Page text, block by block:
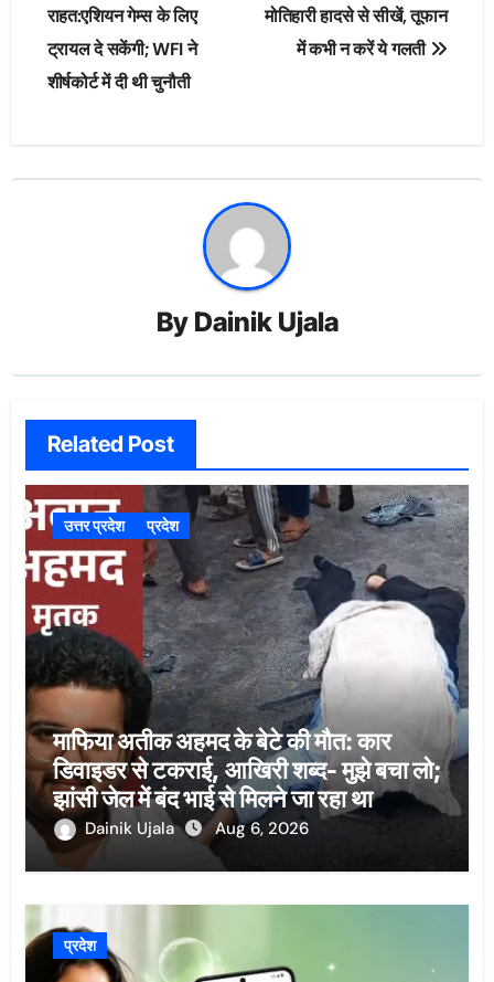
राहत:एशियन गेम्स के लिए
ट्रायल दे सकेंगी; WFI ने
शीर्षकोर्ट में दी थी चुनौती
मोतिहारी हादसे से सीखें, तूफान
में कभी न करें ये गलती
By Dainik Ujala
Related Post
उत्तर प्रदेश प्रदेश
माफिया अतीक अहमद के बेटे की मौत: कार
डिवाइडर से टकराई, आखिरी शब्द- मुझे बचा लो;
झांसी जेल में बंद भाई से मिलने जा रहा था
Dainik Ujala Aug 6, 2026
प्रदेश